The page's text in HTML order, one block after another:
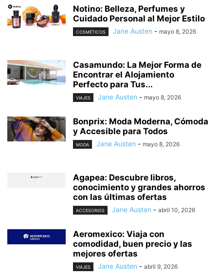
Notino: Belleza, Perfumes y
Cuidado Personal al Mejor Estilo
COSMÉTICOS Jane Austen - mayo 8, 2026
Casamundo: La Mejor Forma de
Encontrar el Alojamiento
Perfecto para Tus...
VIAJES Jane Austen - mayo 8, 2026
Bonprix: Moda Moderna, Cómoda
y Accesible para Todos
MODA Jane Austen - mayo 8, 2026
Agapea: Descubre libros,
conocimiento y grandes ahorros
con las últimas ofertas
ACCESORIOS Jane Austen - abril 10, 2026
Aeromexico: Viaja con
comodidad, buen precio y las
mejores ofertas
VIAJES Jane Austen - abril 9, 2026